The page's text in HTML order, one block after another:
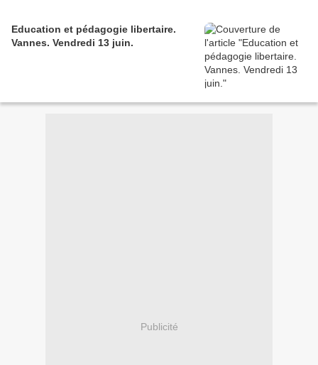
Education et pédagogie libertaire.
Vannes. Vendredi 13 juin.
Publicité